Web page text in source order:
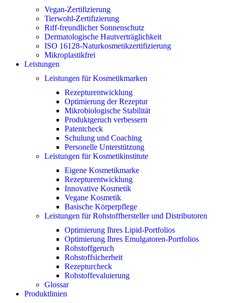
Vegan-Zertifizierung
Tierwohl-Zertifizierung
Riff-freundlicher Sonnenschutz
Dermatologische Hautverträglichkeit
ISO 16128-Naturkosmetikzertifizierung
Mikroplastikfrei
Leistungen
Leistungen für Kosmetikmarken
Rezepturentwicklung
Optimierung der Rezeptur
Mikrobiologische Stabilität
Produktgeruch verbessern
Patentcheck
Schulung und Coaching
Personelle Unterstützung
Leistungen für Kosmetikinstitute
Eigene Kosmetikmarke
Rezepturentwicklung
Innovative Kosmetik
Vegane Kosmetik
Basische Körperpflege
Leistungen für Rohstoffhersteller und Distributoren
Optimierung Ihres Lipid-Portfolios
Optimierung Ihres Emulgatoren-Portfolios
Rohstoffgeruch
Rohstoffsicherheit
Rezepturcheck
Rohstoffevaluierung
Glossar
Produktlinien